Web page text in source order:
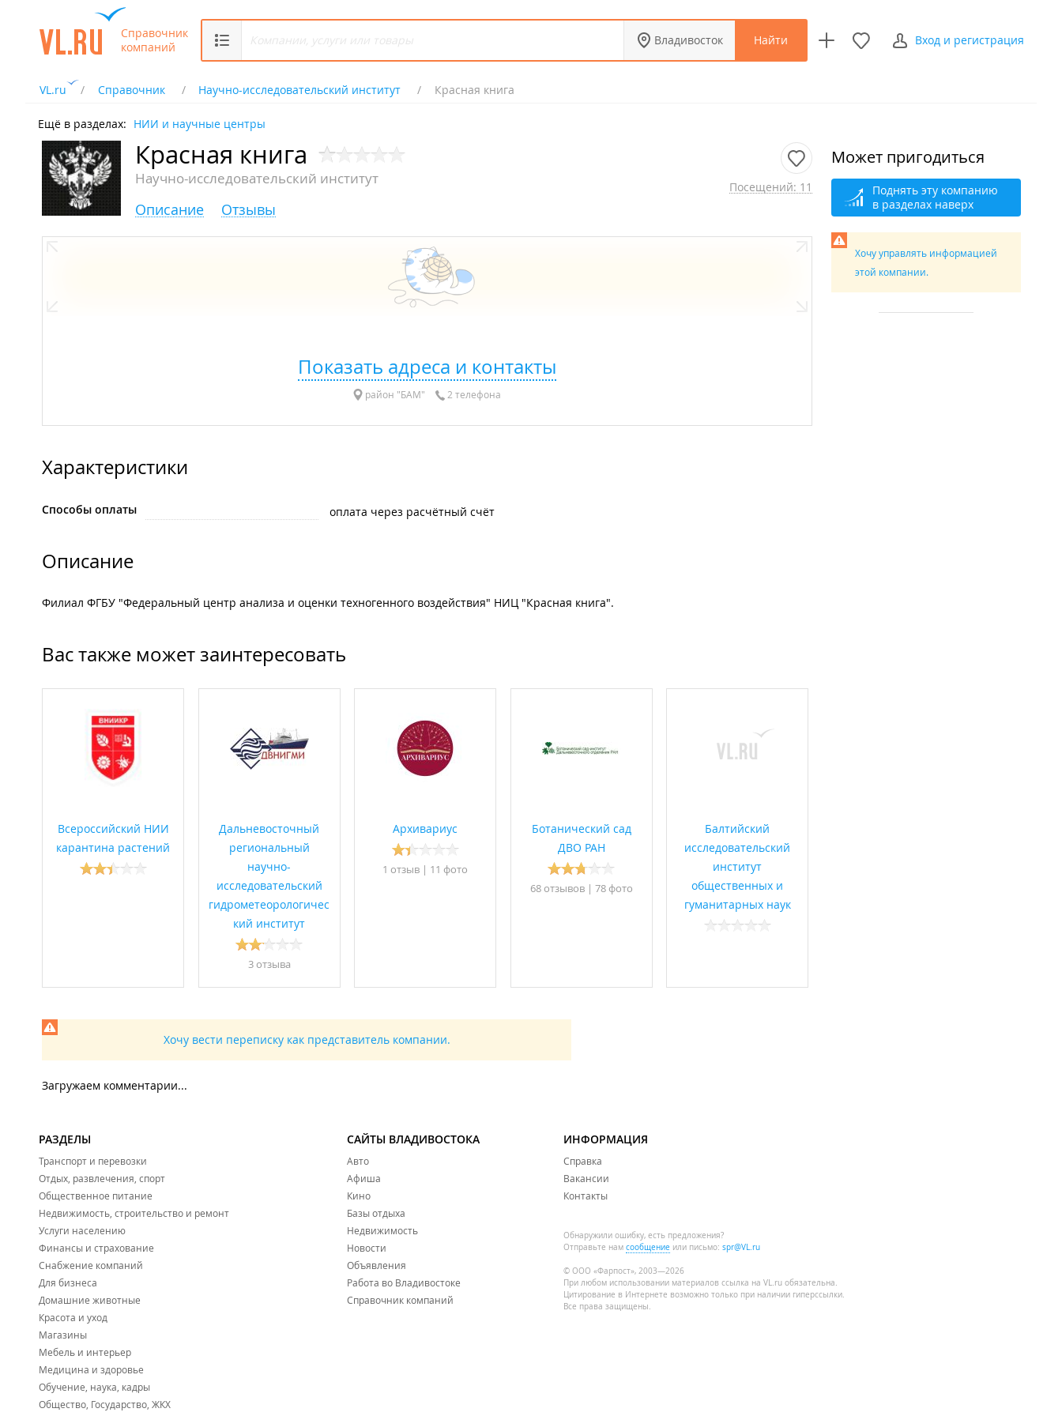
Справочник
компаний
Владивосток Найти Вход и регистрация
VL.ru Справочник Научно-исследовательский институт Красная книга
Ещё в разделах: НИИ и научные центры
Красная книга
Научно-исследовательский институт Посещений: 11
Описание Отзывы
Показать адреса и контакты
район "БАМ" 2 телефона
Характеристики
Способы оплаты оплата через расчётный счёт
Описание
Филиал ФГБУ "Федеральный центр анализа и оценки техногенного воздействия" НИЦ "Красная книга".
Вас также может заинтересовать
Всероссийский НИИ
карантина растений
Дальневосточный
региональный
научно-
исследовательский
гидрометеорологичес
кий институт
3 отзывa
Архивариус
1 отзыв | 11 фото
Ботанический сад
ДВО РАН
68 отзывов| 78 фото
Балтийский
исследовательский
институт
общественных и
гуманитарных наук
Хочу вести переписку как представитель компании.
Загружаем комментарии...
Может пригодиться
Поднять эту компанию
в разделах наверх
Хочу управлять информацией
этой компании.
РАЗДЕЛЫ
Транспорт и перевозки
Отдых, развлечения, спорт
Общественное питание
Недвижимость, строительство и ремонт
Услуги населению
Финансы и страхование
Снабжение компаний
Для бизнеса
Домашние животные
Красота и уход
Магазины
Мебель и интерьер
Медицина и здоровье
Обучение, наука, кадры
Общество, Государство, ЖКХ
САЙТЫ ВЛАДИВОСТОКА
Авто
Афиша
Кино
Базы отдыха
Недвижимость
Новости
Объявления
Работа во Владивостоке
Справочник компаний
ИНФОРМАЦИЯ
Справка
Вакансии
Контакты
Обнаружили ошибку, есть предложения?
Отправьте нам сообщение или письмо: spr@VL.ru
© ООО «Фарпост», 2003—2026
При любом использовании материалов ссылка на VL.ru обязательна.
Цитирование в Интернете возможно только при наличии гиперссылки.
Все права защищены.